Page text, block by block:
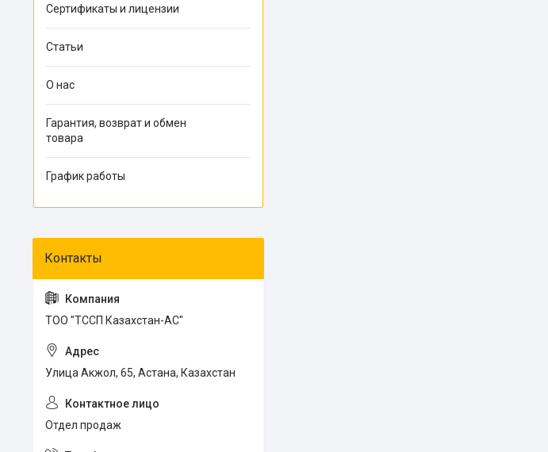
Сертификаты и лицензии
Статьи
О нас
Гарантия, возврат и обмен
товара
График работы
ТОО "ТССП Казахстан-АС"
Улица Акжол, 65, Астана, Казахстан
Отдел продаж